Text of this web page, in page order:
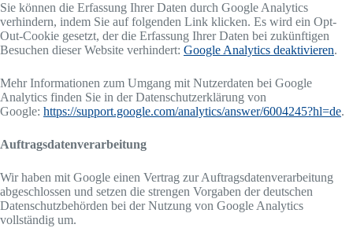
Sie können die Erfassung Ihrer Daten durch Google Analytics
verhindern, indem Sie auf folgenden Link klicken. Es wird ein Opt-
Out-Cookie gesetzt, der die Erfassung Ihrer Daten bei zukünftigen
Besuchen dieser Website verhindert: Google Analytics deaktivieren.
Mehr Informationen zum Umgang mit Nutzerdaten bei Google
Analytics finden Sie in der Datenschutzerklärung von
Google: https://support.google.com/analytics/answer/6004245?hl=de.
Auftragsdatenverarbeitung
Wir haben mit Google einen Vertrag zur Auftragsdatenverarbeitung
abgeschlossen und setzen die strengen Vorgaben der deutschen
Datenschutzbehörden bei der Nutzung von Google Analytics
vollständig um.